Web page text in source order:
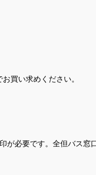
い求めください。
必要です。全但バス窓